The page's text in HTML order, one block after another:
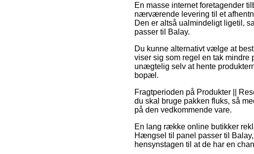
En masse internet foretagender
nærværende levering til et
Den er altså ualmindeligt ligetil,
passer til Balay.
Du kunne alternativt vælge at
viser sig som regel en tak mindre
unægtelig selv at hente
bopæl.
Fragtperioden på Produkter ||
du skal bruge pakken fluks, så
på den vedkommende vare.
En lang række online butikker
Hængsel til panel passer til
hensynstagen til at de har en